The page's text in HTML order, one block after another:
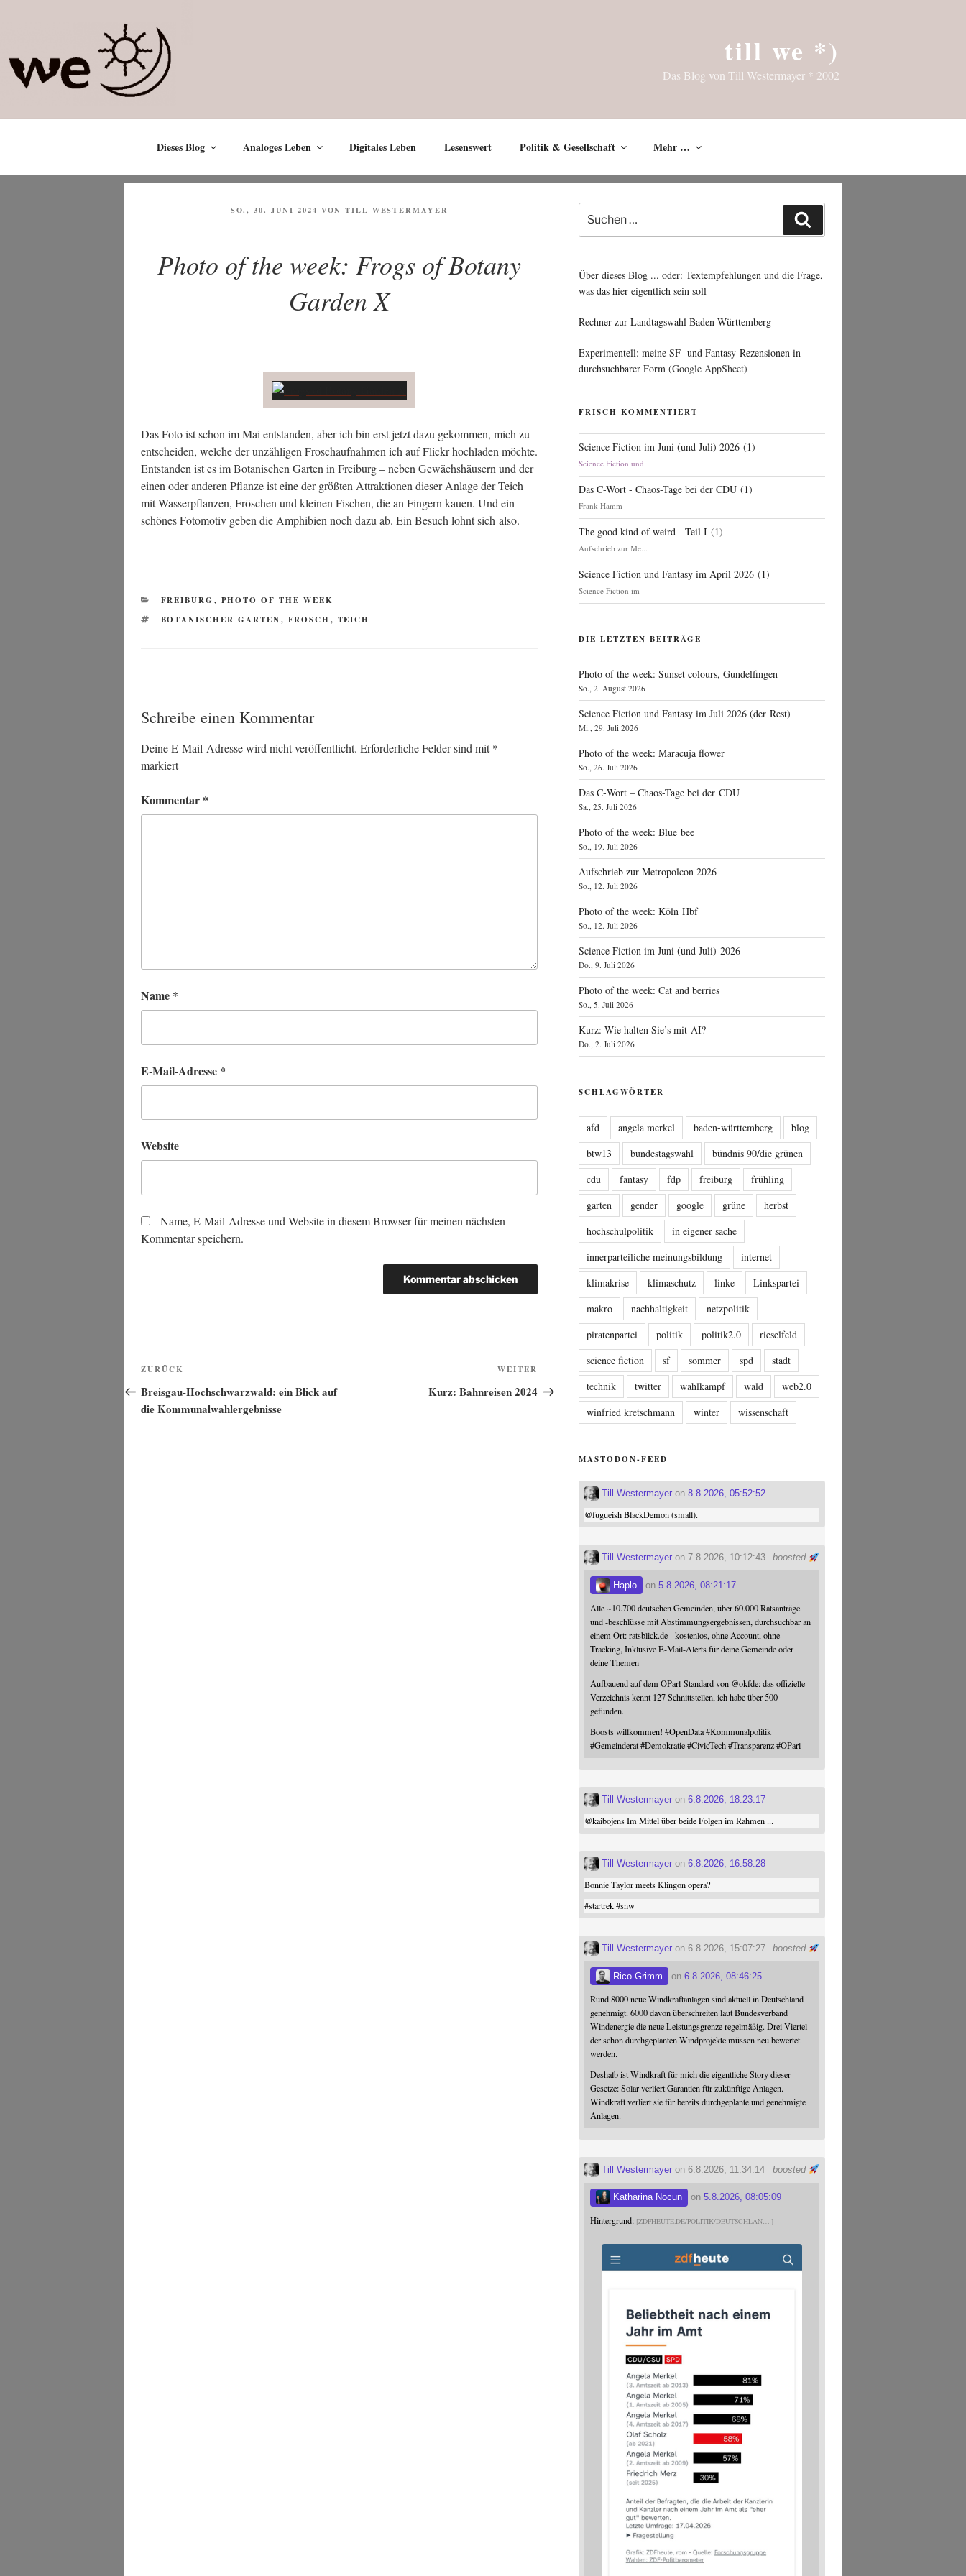
till we *)
Das Blog von Till Westermayer * 2002
Dieses Blog Analoges Leben Digitales Leben Lesenswert Politik & Gesellschaft Mehr …
VERÖFFENTLICHT
SO., 30. JUNI 2024 VONTILL WESTERMAYER
Photo of the week: Frogs of Botany
Garden X
Das Foto ist schon im Mai ent­stan­den, aber ich bin erst jetzt dazu gekom­men, mich zu
ent­schei­den, wel­che der unzäh­li­gen Frosch­auf­nah­men ich auf Flickr hoch­la­den möch­te.
Ent­stan­den ist es im Bota­ni­schen Gar­ten in Frei­burg – neben Gewächs­häu­sern und der
einen oder ande­ren Pflan­ze ist eine der größ­ten Attrak­tio­nen die­ser Anla­ge der Teich
mit Was­ser­pflan­zen, Frö­schen und klei­nen Fischen, die an Fin­gern kau­en. Und ein
schö­nes Foto­mo­tiv geben die Amphi­bi­en noch dazu ab. Ein Besuch lohnt sich also.
KATEGORIEN
FREIBURG , PHOTO OF THE WEEK
SCHLAGWÖRTER
BOTANISCHER GARTEN, FROSCH, TEICH
Schreibe einen Kommentar
Deine E-Mail-Adresse wird nicht veröffentlicht. Erforderliche Felder sind mit*
markiert
Kommentar *
Name *
E-Mail-Adresse *
Website
Name, E-Mail-Adresse und Website in diesem Browser für meinen nächsten
Kommentar speichern.
Beitragsnavigation
Vorheriger
Beitrag
ZURÜCK
Breisgau-Hochschwarzwald: ein Blick auf
die Kommunalwahlergebnisse
Nächster
Beitrag
WEITER
Kurz: Bahnreisen 2024
nach:
Über dieses Blog ... oder: Textempfehlungen und die Frage,
was das hier eigentlich sein soll
Rechner zur Landtagswahl Baden-Württemberg
Experimentell: meine SF- und Fantasy-Rezensionen in
durchsuchbarer Form (Google AppSheet)
FRISCH KOMMENTIERT
Science Fiction im Juni (und Juli) 2026 (1)
Science Fiction und
Das C-Wort - Chaos-Tage bei der CDU (1)
Frank Hamm
The good kind of weird - Teil I (1)
Aufschrieb zur Me...
Science Fiction und Fantasy im April 2026 (1)
Science Fiction im
DIE LETZTEN BEITRÄGE
Photo of the week: Sunset colours, Gundelfingen
So., 2. August 2026
Science Fiction und Fantasy im Juli 2026 (der Rest)
Mi., 29. Juli 2026
Photo of the week: Maracuja flower
So., 26. Juli 2026
Das C‑Wort – Chaos-Tage bei der CDU
Sa., 25. Juli 2026
Photo of the week: Blue bee
So., 19. Juli 2026
Aufschrieb zur Metropolcon 2026
So., 12. Juli 2026
Photo of the week: Köln Hbf
So., 12. Juli 2026
Science Fiction im Juni (und Juli) 2026
Do., 9. Juli 2026
Photo of the week: Cat and berries
So., 5. Juli 2026
Kurz: Wie halten Sie’s mit AI?
Do., 2. Juli 2026
SCHLAGWÖRTER
afd angela merkel baden-württemberg
blog
btw13
bundestagswahl
bündnis 90/die grünen
cdu
fantasy fdp freiburg
frühling
garten
gender google grüne
herbst
hochschulpolitik
in eigener sache
innerparteiliche meinungsbildung
internet
klimakrise
klimaschutz linke
Linkspartei
makro
nachhaltigkeit
netzpolitik
piratenpartei
politik politik2.0
rieselfeld
science fiction
sf sommer spd
stadt
technik
twitter wahlkampf wald
web2.0
winfried kretschmann
winter wissenschaft
MASTODON-FEED
Till Westermayer on8.8.2026, 05:52:52
@fugueishBlackDemon (small).
boosted
Till Westermayer on 7.8.2026, 10:12:43
Haplo on5.8.2026, 08:21:17
Alle ~10.700 deutschen Gemeinden, über 60.000 Ratsanträge
und -beschlüsse mit Abstimmungsergebnissen, durchsuchbar an
einem Ort: ratsblick.de - kostenlos, ohne Account, ohne
Tracking, Inklusive E-Mail-Alerts für deine Gemeinde oder
deine Themen
Aufbauend auf dem OParl-Standard von @okfde: das offizielle
Verzeichnis kennt 127 Schnittstellen, ich habe über 500
gefunden.
Boosts willkommen!#OpenData #Kommunalpolitik
#Gemeinderat #Demokratie #CivicTech #Transparenz #OParl
Till Westermayer on6.8.2026, 18:23:17
@kaibojensIm Mittel über beide Folgen im Rahmen ...
Till Westermayer on6.8.2026, 16:58:28
Bonnie Taylor meets Klingon opera?
#startrek #snw
boosted
Till Westermayer on 6.8.2026, 15:07:27
Rico Grimm on6.8.2026, 08:46:25
Rund 8000 neue Windkraftanlagen sind aktuell in Deutschland
genehmigt. 6000 davon überschreiten laut Bundesverband
Windenergie die neue Leistungsgrenze regelmäßig. Drei Viertel
der schon durchgeplanten Windprojekte müssen neu bewertet
werden.
Deshalb ist Windkraft für mich die eigentliche Story dieser
Gesetze: Solar verliert Garantien für zukünftige Anlagen.
Windkraft verliert sie für bereits durchgeplante und genehmigte
Anlagen.
boosted
Till Westermayer on 6.8.2026, 11:34:14
Katharina Nocun on5.8.2026, 08:05:09
Hintergrund: ZDFHEUTE.DE/POLITIK/DEUTSCHLAN